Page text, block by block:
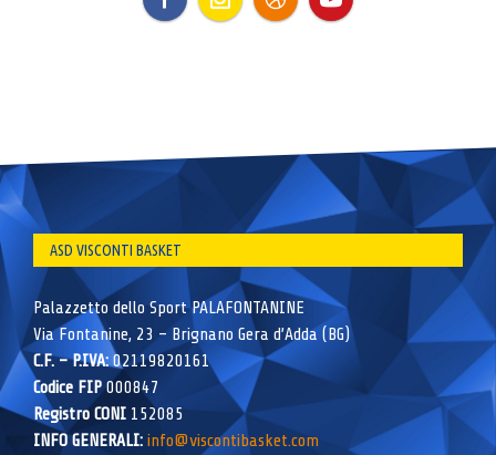
ASD VISCONTI BASKET
Palazzetto dello Sport PALAFONTANINE
Via Fontanine, 23 – Brignano Gera d’Adda (BG)
C.F. – P.IVA:02119820161
Codice FIP000847
Registro CONI 152085
INFO GENERALI: info@viscontibasket.com